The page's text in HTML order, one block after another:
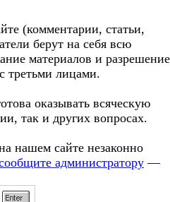
(комментарии, статьи,
берут на себя всю
материалов и разрешение
третьми лицами.
оказывать всяческую
так и других вопросах.
нашем сайте незаконно
администратору —